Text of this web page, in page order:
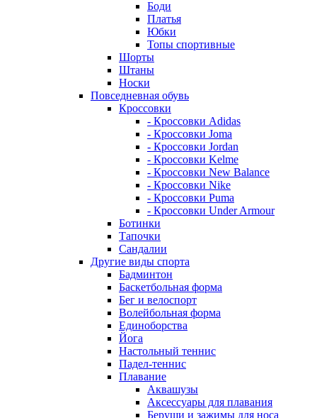
Боди
Платья
Юбки
Топы спортивные
Шорты
Штаны
Носки
Повседневная обувь
Кроссовки
- Кроссовки Adidas
- Кроссовки Joma
- Кроссовки Jordan
- Кроссовки Kelme
- Кроссовки New Balance
- Кроссовки Nike
- Кроссовки Puma
- Кроссовки Under Armour
Ботинки
Тапочки
Сандалии
Другие виды спорта
Бадминтон
Баскетбольная форма
Бег и велоспорт
Волейбольная форма
Единоборства
Йога
Настольный теннис
Падел-теннис
Плавание
Аквашузы
Аксессуары для плавания
Беруши и зажимы для носа